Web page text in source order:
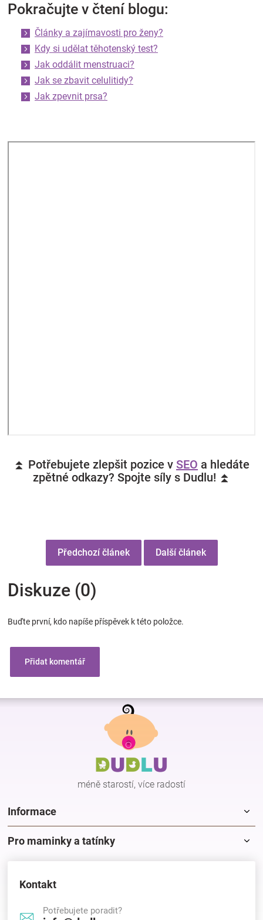
Pokračujte v čtení blogu:
Články a zajímavosti pro ženy?
Kdy si udělat těhotenský test?
Jak oddálit menstruaci?
Jak se zbavit celulitidy?
Jak zpevnit prsa?
⏫ Potřebujete zlepšit pozice v SEO a hledáte
zpětné odkazy? Spojte síly s Dudlu! ⏫
Předchozí článek Další článek
Diskuze (0)
Buďte první, kdo napíše příspěvek k této položce.
Přidat komentář
Z
méně starostí, více radostí
Informace
Pro maminky a tatínky
Kontakt
Potřebujete poradit?